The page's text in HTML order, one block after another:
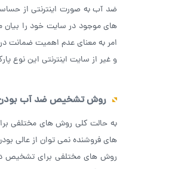
ضد آب به صورت اینترنتی از
های موجود در سایت خود را بیان
امر به معنای عدم اهمیت ضمانت در
و غیر از سایت اینترنتی این نوع
روش تشخیص ضد آب بودن
به حالت کلی روش ‌های مختلفی
های فروشنده نمی توان از عالی
روش های مختلفی برای تشخیص